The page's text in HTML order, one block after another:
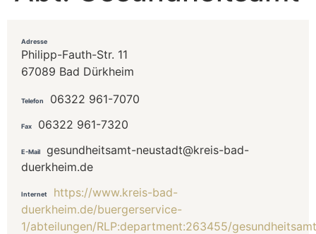
Adresse
Philipp-Fauth-Str. 11
67089 Bad Dürkheim
Telefon 06322 961-7070
Fax 06322 961-7320
E-Mail
gesundheitsamt-neustadt@kreis-bad-
duerkheim.de
Internet
https://www.kreis-bad-
duerkheim.de/buergerservice-
1/abteilungen/RLP:department:263455/